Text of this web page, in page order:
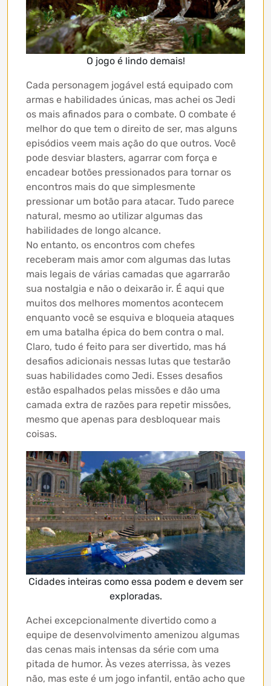
O jogo é lindo demais!
Cada personagem jogável está equipado com
armas e habilidades únicas, mas achei os Jedi
os mais afinados para o combate. O combate é
melhor do que tem o direito de ser, mas alguns
episódios veem mais ação do que outros. Você
pode desviar blasters, agarrar com força e
encadear botões pressionados para tornar os
encontros mais do que simplesmente
pressionar um botão para atacar. Tudo parece
natural, mesmo ao utilizar algumas das
habilidades de longo alcance.
No entanto, os encontros com chefes
receberam mais amor com algumas das lutas
mais legais de várias camadas que agarrarão
sua nostalgia e não o deixarão ir. É aqui que
muitos dos melhores momentos acontecem
enquanto você se esquiva e bloqueia ataques
em uma batalha épica do bem contra o mal.
Claro, tudo é feito para ser divertido, mas há
desafios adicionais nessas lutas que testarão
suas habilidades como Jedi. Esses desafios
estão espalhados pelas missões e dão uma
camada extra de razões para repetir missões,
mesmo que apenas para desbloquear mais
coisas.
Cidades inteiras como essa podem e devem ser
exploradas.
Achei excepcionalmente divertido como a
equipe de desenvolvimento amenizou algumas
das cenas mais intensas da série com uma
pitada de humor. Às vezes aterrissa, às vezes
não, mas este é um jogo infantil, então acho que